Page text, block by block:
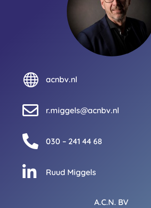
 acnbv.nl
 r.miggels@acnbv.nl
 030 – 241 44 68
 Ruud Miggels
A.C.N. BV